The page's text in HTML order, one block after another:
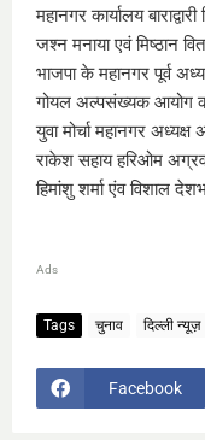
महानगर कार्यालय
जश्न मनाया एवं मिष्ठान
भाजपा के महानगर पूर्व
गोयल अल्पसंख्यक आयोग
युवा मोर्चा महानगर
राकेश सहाय हरिओम
हिमांशु शर्मा एंव विशाल
Ads
Tags चुनाव दिल्ली न्यूज़
Facebook